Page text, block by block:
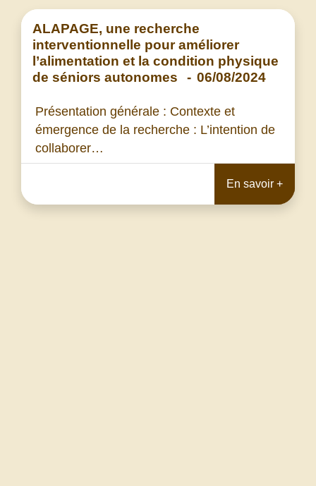
ALAPAGE, une recherche
interventionnelle pour améliorer
l’alimentation et la condition physique
de séniors autonomes
- 06/08/2024
Présentation générale : Contexte et
émergence de la recherche : L’intention de
collaborer…
En savoir +